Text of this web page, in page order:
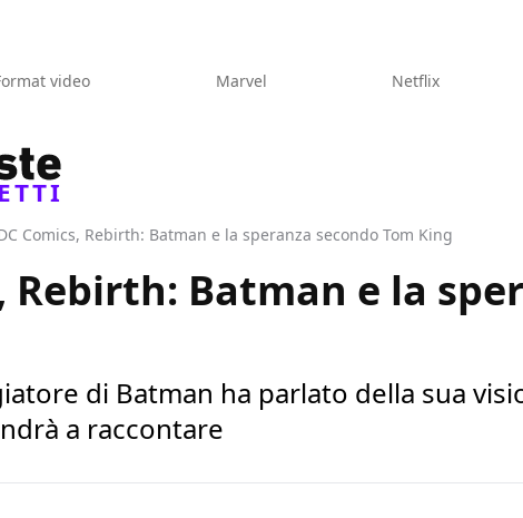
video Marvel Netflix
Comics, Rebirth: Batman e la speranza secondo Tom King
Rebirth: Batman e la
di Batman ha parlato della sua
a raccontare